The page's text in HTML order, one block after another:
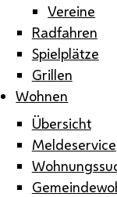
Vereine
Radfahren
Spielplätze
Grillen
Wohnen
Übersicht
Meldeservice